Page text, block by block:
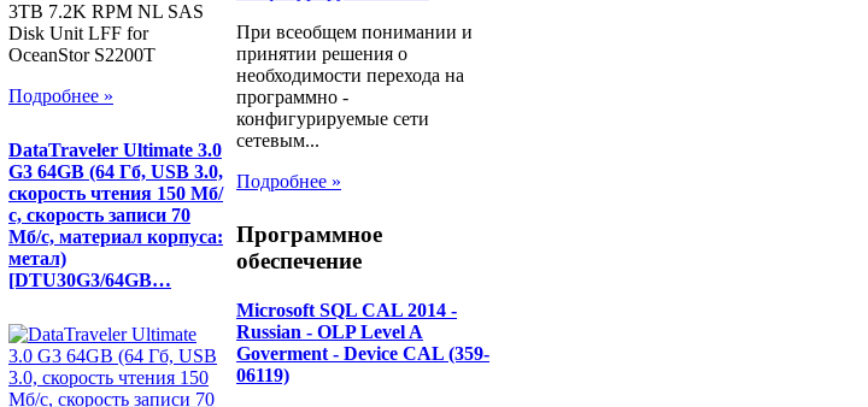
3TB 7.2K RPM NL SAS
Disk Unit LFF for
OceanStor S2200T
Подробнее »
DataTraveler Ultimate 3.0
G3 64GB (64 Гб, USB 3.0,
скорость чтения 150 Мб/
с, скорость записи 70
Мб/с, материал корпуса:
метал)
[DTU30G3/64GB…
При всеобщем понимании и
принятии решения о
необходимости перехода на
программно -
конфигурируемые сети
сетевым...
Подробнее »
Программное
обеспечение
Microsoft SQL CAL 2014 -
Russian - OLP Level A
Goverment - Device CAL (359-
06119)